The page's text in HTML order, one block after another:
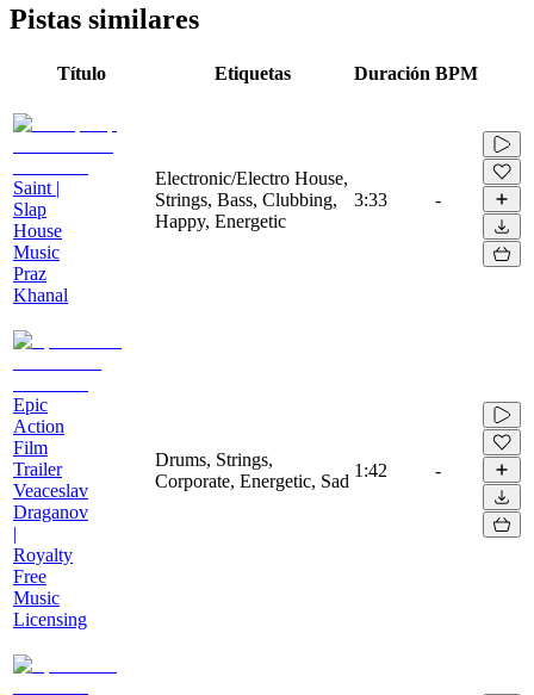
Pistas similares
Título Etiquetas Duración BPM
Saint |
Slap
House
Music
Praz
Khanal
Electronic/Electro House,
Strings, Bass, Clubbing,
Happy, Energetic
3:33 -
Epic
Action
Film
Trailer
Veaceslav
Draganov
|
Royalty
Free
Music
Licensing
Drums, Strings,
Corporate, Energetic, Sad
1:42 -